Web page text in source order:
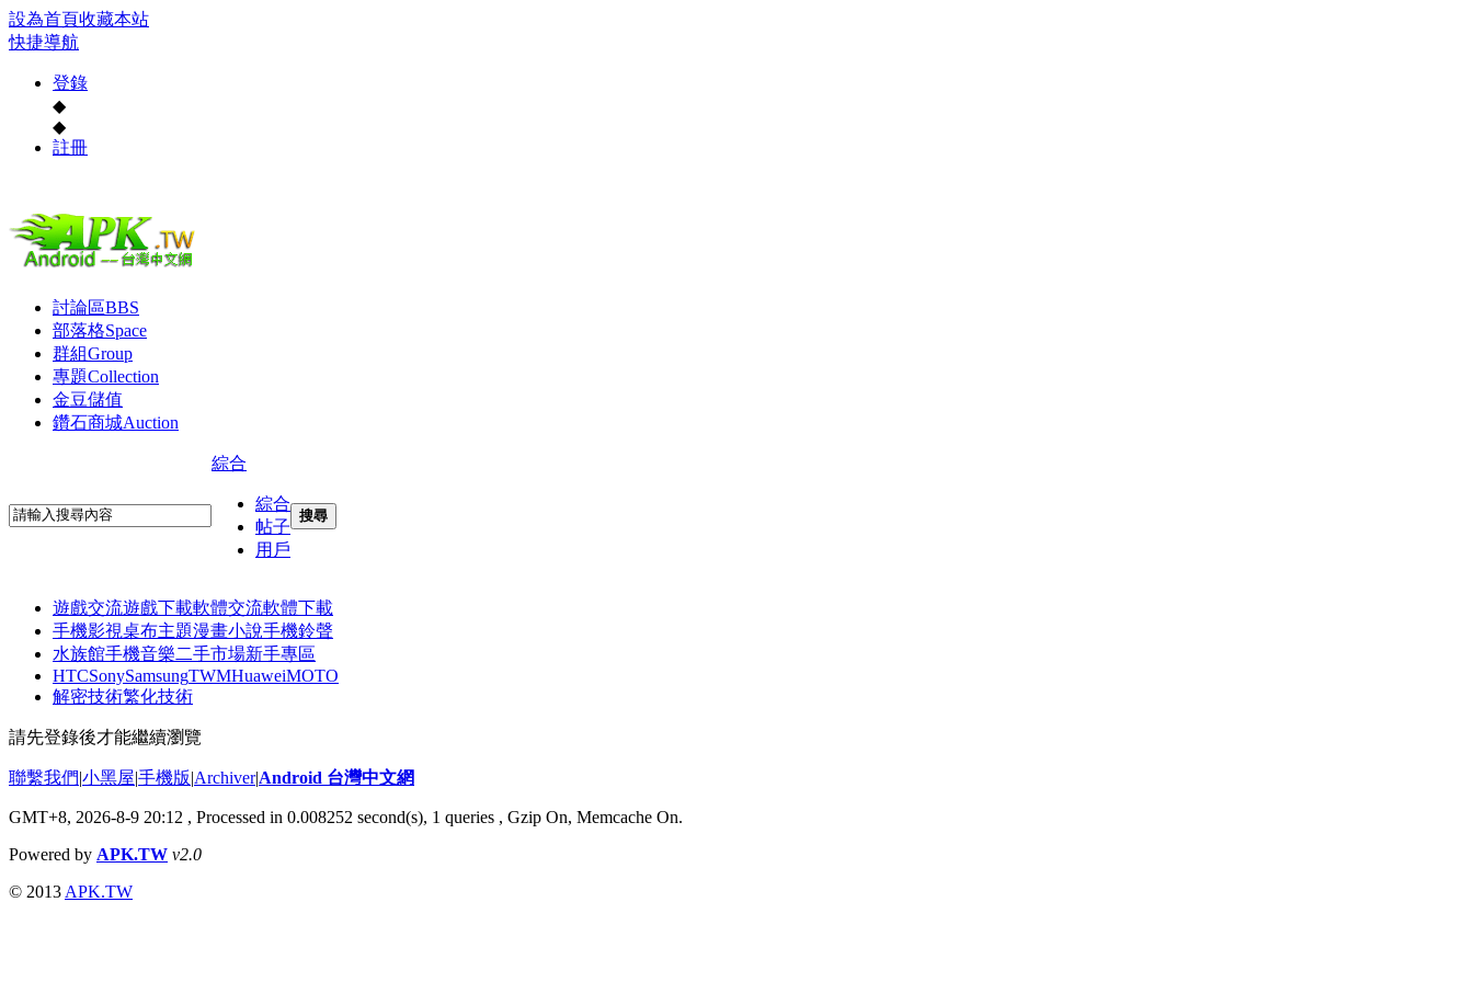
設為首頁收藏本站
快捷導航
登錄
◆
◆
註冊
討論區BBS
部落格Space
群組Group
專題Collection
金豆儲值
鑽石商城Auction
綜合
綜合
帖子
用戶
搜尋
遊戲交流遊戲下載軟體交流軟體下載
手機影視桌布主題漫畫小說手機鈴聲
水族館手機音樂二手市場新手專區
HTCSonySamsungTWMHuaweiMOTO
解密技術繁化技術
請先登錄後才能繼續瀏覽
聯繫我們|小黑屋|手機版|Archiver|Android 台灣中文網
GMT+8, 2026-8-9 20:12 , Processed in 0.008252 second(s), 1 queries , Gzip On, Memcache On.
Powered by APK.TW v2.0
© 2013 APK.TW